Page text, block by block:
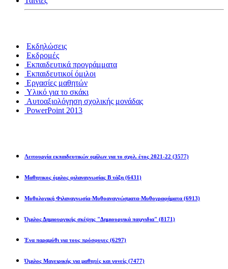
Εκδηλώσεις
Εκδρομές
Εκπαιδευτικά προγράμματα
Εκπαιδευτικοί όμιλοι
Εργασίες μαθητών
Υλικό για το σκάκι
Αυτοαξιολόγηση σχολικής μονάδας
PowerPoint 2013
Λειτουργία εκπαιδευτικών ομίλων για το σχολ. έτος 2021-22 (3577)
Μαθητικος όμιλος φιλαναγνωσίας Β τάξη (6431)
Μυθολογική Φιλαναγνωσία-Μυθοαναγνώσματα-Μυθογραφήματα (6913)
Όμιλος Δημιουργικής σκέψης "Δημιουργικά παιχνιδια" (8171)
Ένα παραμύθι για τους πρόσφυγες (6297)
Όμιλος Μαγειρικής για μαθητές και γονείς (7477)